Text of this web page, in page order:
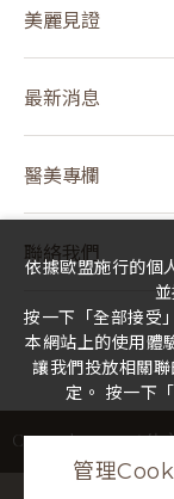
美麗見證
最新消息
醫美專欄
聯絡我們
Copyright © 2026 佳
依據歐盟施行的個
按一下「全部接受
本網站上的使用體
讓我們投放相關
定。 按一下
管理